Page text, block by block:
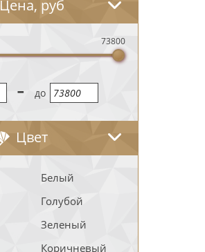
Цена, руб
73800
- до
Цвет
Белый
Голубой
Зеленый
Коричневый